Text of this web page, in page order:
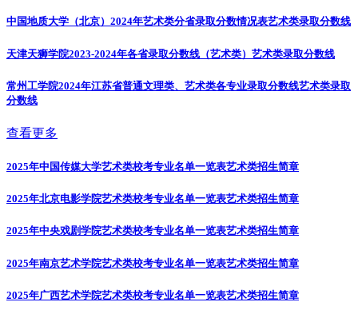
中国地质大学（北京）2024年艺术类分省录取分数情况表艺术类录取分数线
天津天狮学院2023-2024年各省录取分数线（艺术类） 艺术类录取分数线
常州工学院2024年江苏省普通文理类、艺术类各专业录取分数线艺术类录取
分数线
查看更多
2025年中国传媒大学艺术类校考专业名单一览表艺术类招生简章
2025年北京电影学院艺术类校考专业名单一览表艺术类招生简章
2025年中央戏剧学院艺术类校考专业名单一览表艺术类招生简章
2025年南京艺术学院艺术类校考专业名单一览表艺术类招生简章
2025年广西艺术学院艺术类校考专业名单一览表艺术类招生简章